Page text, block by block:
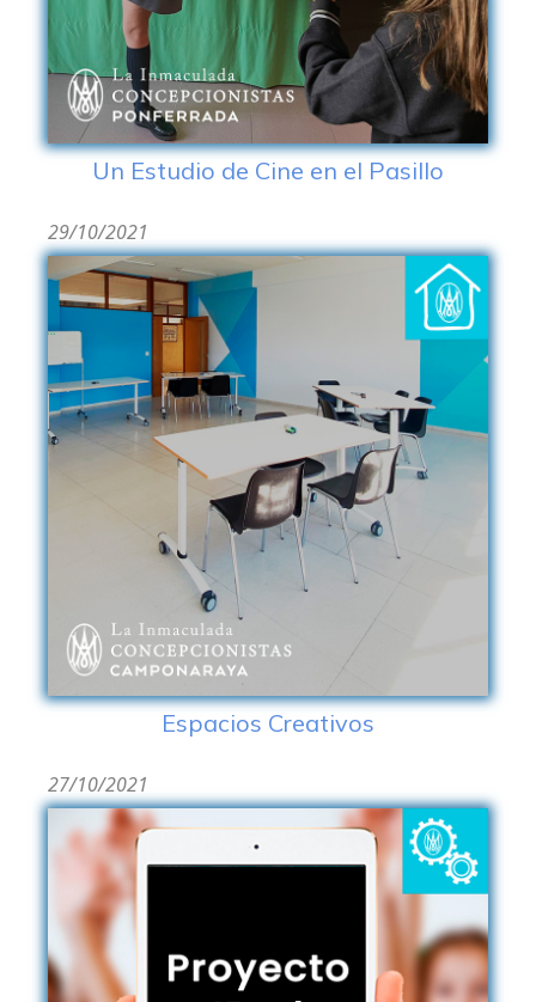
Un Estudio de Cine en el Pasillo
29/10/2021
Espacios Creativos
27/10/2021